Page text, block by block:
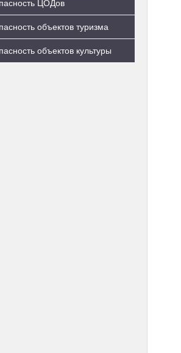
ЦОДов
объектов туризма
объектов культуры